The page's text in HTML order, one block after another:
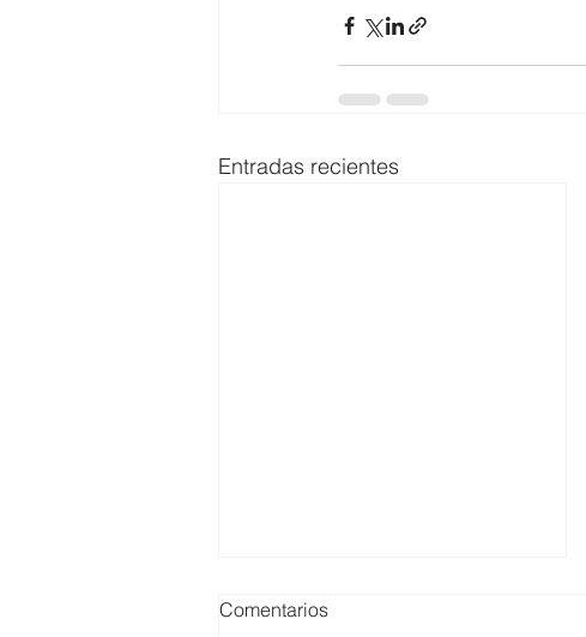
Entradas recientes
Comentarios